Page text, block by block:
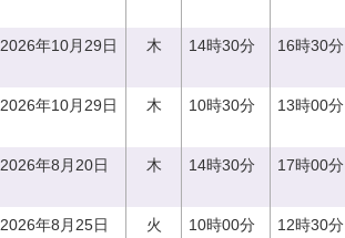
2026年10月29日 木 14時30分 16時30分
2026年10月29日 木 10時30分 13時00分
2026年8月20日 木 14時30分 17時00分
2026年8月25日 火 10時00分 12時30分